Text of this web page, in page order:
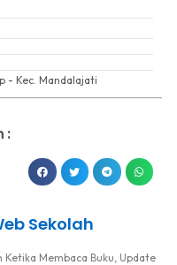
- Kec. Mandalajati
:
Sekolah
Membaca Buku, Update